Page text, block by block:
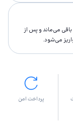
مى‌ماند و پس از
مى‌شود.
پرداخت امن